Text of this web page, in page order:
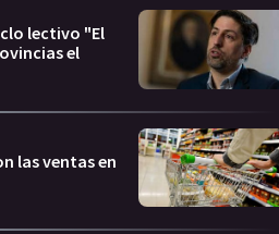
lectivo "El
el
las ventas en